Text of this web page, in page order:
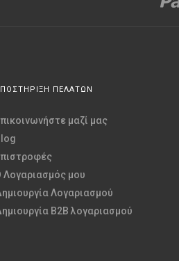
ΠΕΛΑΤΩΝ
μαζί μας
Λογαριασμός μου
Λογαριασμού
B2B λογαριασμού